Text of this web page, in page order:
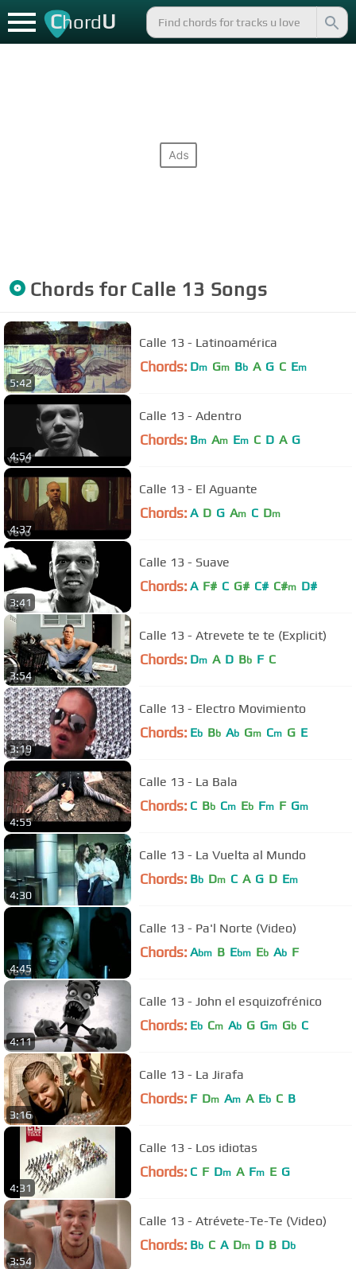
ChordU
Chords for Calle 13 Songs
5:42
Calle 13 - Latinoamérica
Chords: Dm Gm Bb A G C Em
4:54
Calle 13 - Adentro
Chords: Bm Am Em C D A G
4:37
Calle 13 - El Aguante
Chords: A D G Am C Dm
3:41
Calle 13 - Suave
Chords: A F# C G# C# C#m D#
3:54
Calle 13 - Atrevete te te (Explicit)
Chords: Dm A D Bb F C
3:19
Calle 13 - Electro Movimiento
Chords: Eb Bb Ab Gm Cm G E
4:55
Calle 13 - La Bala
Chords: C Bb Cm Eb Fm F Gm
4:30
Calle 13 - La Vuelta al Mundo
Chords: Bb Dm C A G D Em
4:45
Calle 13 - Pa'l Norte (Video)
Chords: Abm B Ebm Eb Ab F
4:11
Calle 13 - John el esquizofrénico
Chords: Eb Cm Ab G Gm Gb C
3:16
Calle 13 - La Jirafa
Chords: F Dm Am A Eb C B
4:31
Calle 13 - Los idiotas
Chords: C F Dm A Fm E G
3:54
Calle 13 - Atrévete-Te-Te (Video)
Chords: Bb C A Dm D B Db